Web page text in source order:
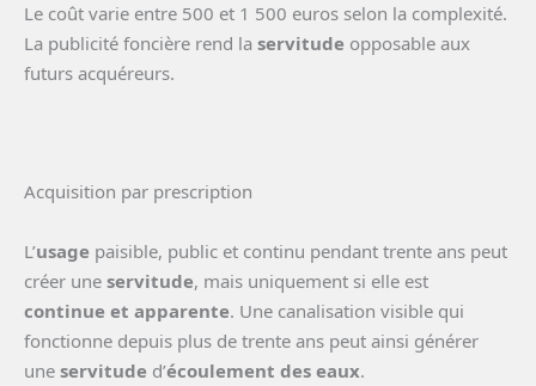
Le coût varie entre 500 et 1 500 euros selon la complexité.
La publicité foncière rend la servitude opposable aux
futurs acquéreurs.
Acquisition par prescription
L’usage paisible, public et continu pendant trente ans peut
créer une servitude, mais uniquement si elle est
continue et apparente. Une canalisation visible qui
fonctionne depuis plus de trente ans peut ainsi générer
une servitude d’écoulement des eaux.